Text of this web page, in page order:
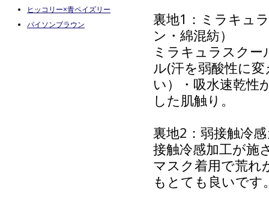
裏地1：ミラキュ
ン・綿混紡）
ミラキュラスク
ル(汗を弱酸性に
い）・吸水速乾性
した肌触り。
裏地2：弱接触冷
接触冷感加工が施
マスク着用で荒れ
もとても良いです
ヒッコリー×青ペイズリー
パイソンブラウン